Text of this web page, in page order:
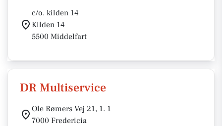
c/o. kilden 14
Kilden 14
5500 Middelfart
DR Multiservice
Ole Rømers Vej 21, 1. 1
7000 Fredericia